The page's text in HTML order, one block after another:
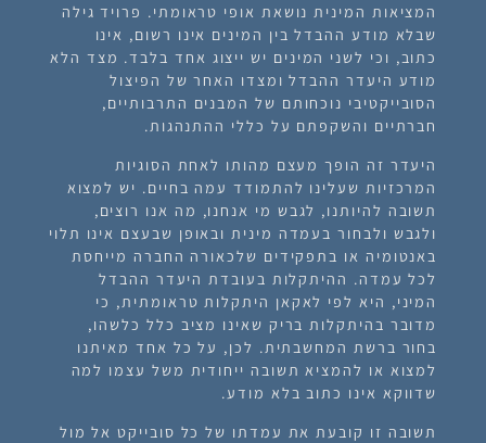
המציאות המינית נושאת אופי טראומתי. פרויד גילה
שבלא מודע ההבדל בין המינים אינו רשום, אינו
כתוב, וכי לשני המינים יש ייצוג אחד בלבד. מצד הלא
מודע היעדר ההבדל ומצדו האחר של הפיצול
הסובייקטיבי נוכחותם של המבנים התרבותיים,
חברתיים והשקפתם על כללי ההתנהגות.
היעדר זה הופך מעצם מהותו לאחת הסוגיות
המרכזיות שעלינו להתמודד עמה בחיים. יש למצוא
תשובה להיותנו, לגבש מי אנחנו, מה אנו רוצים,
ולגבש ולבחור בעמדה מינית ובאופן שבעצם אינו תלוי
באנטומיה או בתפקידים שלכאורה החברה מייחסת
לכל עמדה. ההיתקלות בעובדת היעדר ההבדל
המיני, היא לפי לאקאן היתקלות טראומתית, כי
מדובר בהיתקלות בריק שאינו מציב כלל כלשהו,
בחור ברשת המחשבתית. לכן, על כל אחד מאיתנו
למצוא או להמציא תשובה ייחודית משל עצמו למה
שדווקא אינו כתוב בלא מודע.
תשובה זו קובעת את עמדתו של כל סובייקט אל מול